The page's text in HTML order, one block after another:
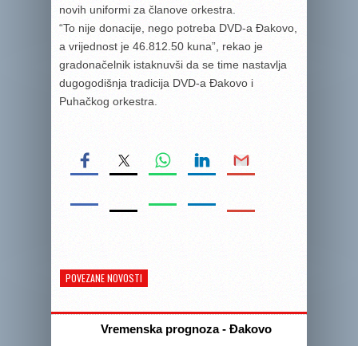
novih uniformi za članove orkestra.
“To nije donacije, nego potreba DVD-a Đakovo,
a vrijednost je 46.812.50 kuna”, rekao je
gradonačelnik istaknuvši da se time nastavlja
dugogodišnja tradicija DVD-a Đakovo i
Puhačkog orkestra.
POVEZANE NOVOSTI
Vremenska prognoza - Đakovo